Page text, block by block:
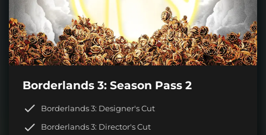
Borderlands 3: Season Pass 2
Borderlands 3: Designer's Cut
Borderlands 3: Director's Cut